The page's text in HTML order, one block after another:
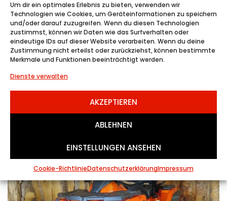
Um dir ein optimales Erlebnis zu bieten, verwenden wir
Technologien wie Cookies, um Geräteinformationen zu speichern
und/oder darauf zuzugreifen. Wenn du diesen Technologien
zustimmst, können wir Daten wie das Surfverhalten oder
eindeutige IDs auf dieser Website verarbeiten. Wenn du deine
Zustimmung nicht erteilst oder zurückziehst, können bestimmte
Merkmale und Funktionen beeinträchtigt werden.
Dienste verwalten
AKZEPTIEREN
ABLEHNEN
EINSTELLUNGEN ANSEHEN
Cookie-RichtlinieDatenschutzerklärungImpressum
CFMOTO CFORCE 850 V2...
CFMOTO
11,790.00€